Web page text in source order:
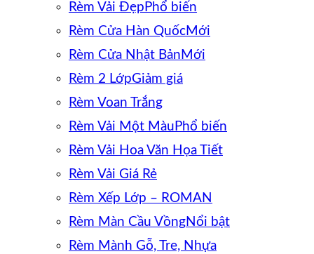
Rèm Vải Đẹp
Rèm Cửa Hàn Quốc
Rèm Cửa Nhật Bản
Rèm 2 Lớp
Rèm Voan Trắng
Rèm Vải Một Màu
Rèm Vải Hoa Văn Họa Tiết
Rèm Vải Giá Rẻ
Rèm Xếp Lớp – ROMAN
Rèm Màn Cầu Vồng
Rèm Mành Gỗ, Tre, Nhựa